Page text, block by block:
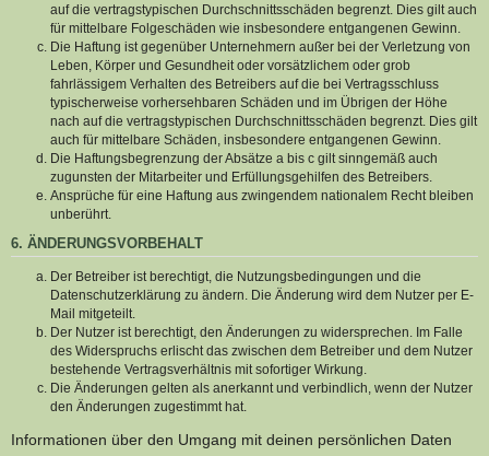
auf die vertragstypischen Durchschnittsschäden begrenzt. Dies gilt auch
für mittelbare Folgeschäden wie insbesondere entgangenen Gewinn.
Die Haftung ist gegenüber Unternehmern außer bei der Verletzung von
Leben, Körper und Gesundheit oder vorsätzlichem oder grob
fahrlässigem Verhalten des Betreibers auf die bei Vertragsschluss
typischerweise vorhersehbaren Schäden und im Übrigen der Höhe
nach auf die vertragstypischen Durchschnittsschäden begrenzt. Dies gilt
auch für mittelbare Schäden, insbesondere entgangenen Gewinn.
Die Haftungsbegrenzung der Absätze a bis c gilt sinngemäß auch
zugunsten der Mitarbeiter und Erfüllungsgehilfen des Betreibers.
Ansprüche für eine Haftung aus zwingendem nationalem Recht bleiben
unberührt.
6. ÄNDERUNGSVORBEHALT
Der Betreiber ist berechtigt, die Nutzungsbedingungen und die
Datenschutzerklärung zu ändern. Die Änderung wird dem Nutzer per E-
Mail mitgeteilt.
Der Nutzer ist berechtigt, den Änderungen zu widersprechen. Im Falle
des Widerspruchs erlischt das zwischen dem Betreiber und dem Nutzer
bestehende Vertragsverhältnis mit sofortiger Wirkung.
Die Änderungen gelten als anerkannt und verbindlich, wenn der Nutzer
den Änderungen zugestimmt hat.
Informationen über den Umgang mit deinen persönlichen Daten